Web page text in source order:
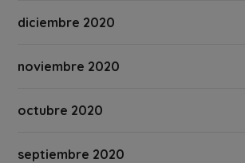
diciembre 2020
noviembre 2020
octubre 2020
septiembre 2020